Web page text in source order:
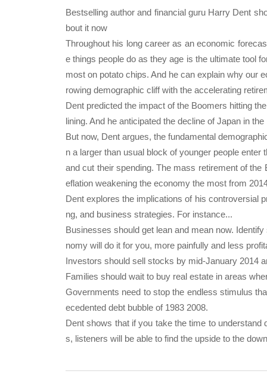
Bestselling author and financial guru Harry Dent
bout it now
Throughout his long career as an economic
e things people do as they age is the ultimate tool
most on potato chips. And he can explain why our
rowing demographic cliff with the accelerating
Dent predicted the impact of the Boomers hitting
lining. And he anticipated the decline of Japan in
But now, Dent argues, the fundamental
n a larger than usual block of younger people
and cut their spending. The mass retirement of
eflation weakening the economy the most from
Dent explores the implications of his controversial
ng, and business strategies. For instance...
Businesses should get lean and mean now.
nomy will do it for you, more painfully and less
Investors should sell stocks by mid-January 2014
Families should wait to buy real estate in areas
Governments need to stop the endless stimulus
ecedented debt bubble of 1983 2008.
Dent shows that if you take the time to
s, listeners will be able to find the upside to the